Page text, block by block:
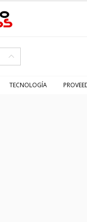
TECNOLOGÍA